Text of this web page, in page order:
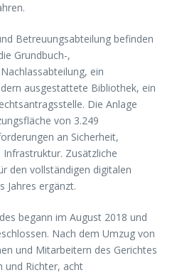
Betreuungsabteilung befinden
Grundbuch-,
ein
ausgestattete Bibliothek, ein
Die Anlage
von 3.249
an Sicherheit,
Zusätzliche
den vollständigen digitalen
Jahres ergänzt.
begann im August 2018 und
Nach dem Umzug von
und Mitarbeitern des Gerichtes
und Richter, acht